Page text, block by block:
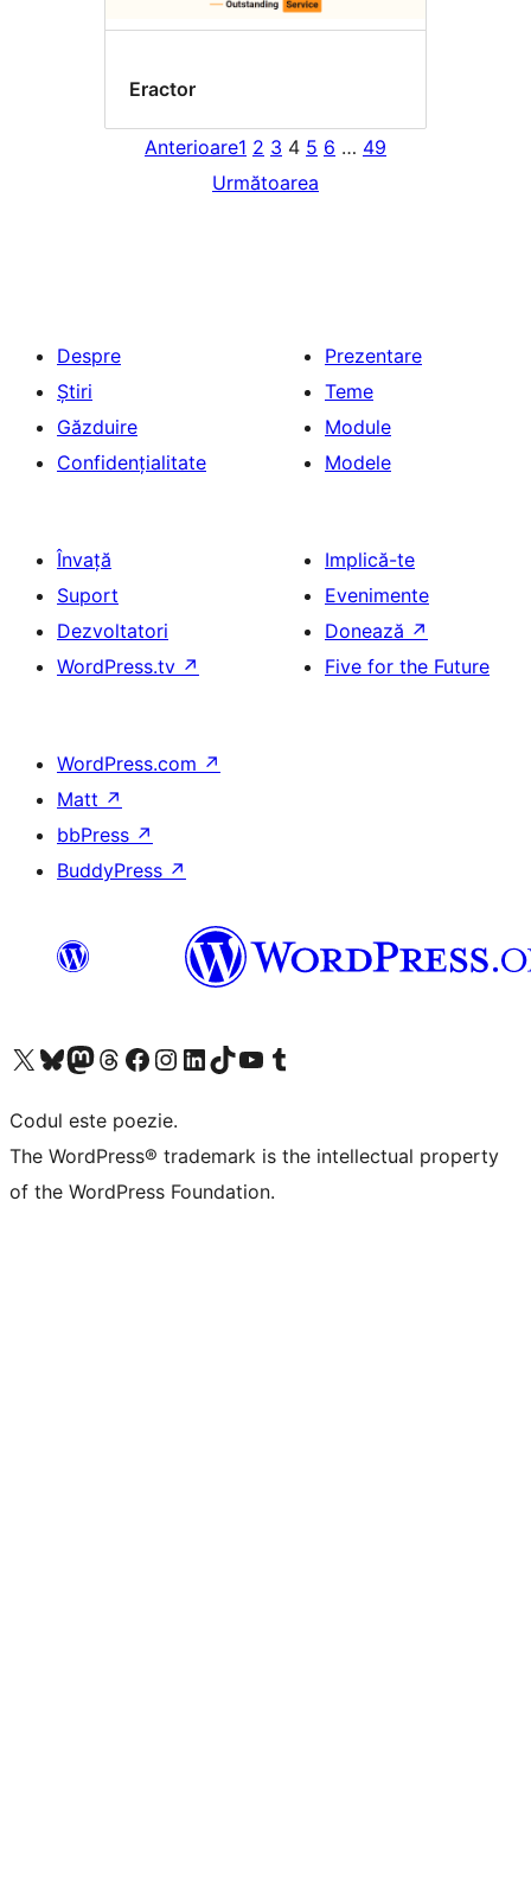
Eractor
Anterioare1 2 3 4 5 6 … 49
Următoarea
Despre
Știri
Găzduire
Confidențialitate
Prezentare
Teme
Module
Modele
Învață
Suport
Dezvoltatori
WordPress.tv ↗
Implică-te
Evenimente
Donează ↗
Five for the Future
WordPress.com ↗
Matt ↗
bbPress ↗
BuddyPress ↗
Mergi la contul nostru X (fost Twitter)
Vizitează contul nostru Bluesky
Vizitează contul nostru Mastodon
Vizitează contul nostru Threads
Vizitează pagina noastră Facebook
Vizitează-ne pe Instagram
Vizitează-ne pe LinkedIn
Vizitează contul nostru TikTok
Vizitează canalul nostru YouTube
Vizitează contul nostru Tumblr
Codul este poezie.
The WordPress® trademark is the intellectual property
of the WordPress Foundation.